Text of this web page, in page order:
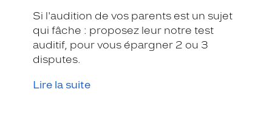
Si l'audition de vos parents est un sujet
qui fâche : proposez leur notre test
auditif, pour vous épargner 2 ou 3
disputes.
Lire la suite